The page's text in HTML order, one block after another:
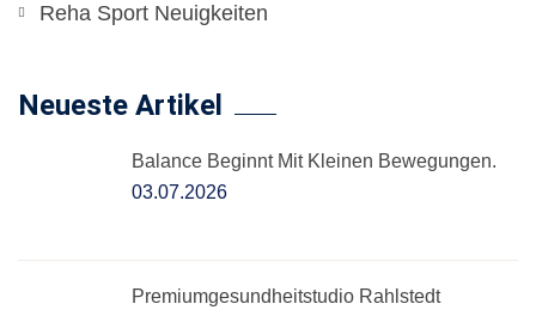
Reha Sport Neuigkeiten
Neueste Artikel
Balance Beginnt Mit Kleinen Bewegungen.
03.07.2026
Premiumgesundheitstudio Rahlstedt